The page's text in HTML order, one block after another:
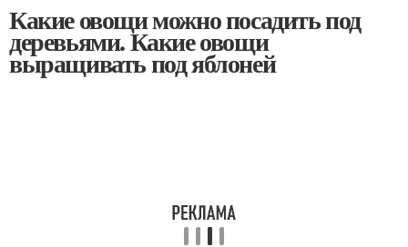
Какие овощи можно посадить под
деревьями. Какие овощи
выращивать под яблоней